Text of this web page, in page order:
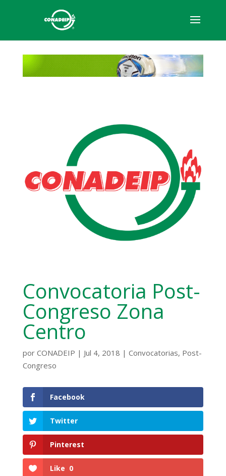
Convocatoria Post-
Congreso Zona
Centro
por CONADEIP | Jul 4, 2018 | Convocatorias, Post-
Congreso
Facebook
Twitter
Pinterest
Like 0